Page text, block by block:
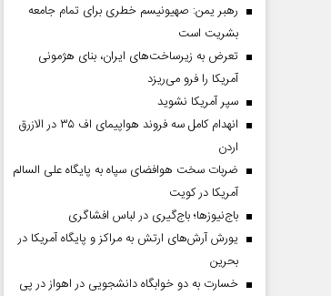
رهبر یمن: صهیونیسم خطری برای تمام جامعه
بشریت است
تعرض به زیرساخت‌های ایران، بنای هژمونی
آمریکا را فرو می‌ریزد
سپر آمریکا نشوید
انهدام کامل سه فروند هواپیمای اف ۳۵ در الازرق
اردن
ضربات سخت هوافضای سپاه به پایگاه علی السالم
آمریکا در کویت
باج‌نیوزها؛ باج‌گیری در لباس افشاگری
یورش آرش‌های ارتش به مراکز و پایگاه‌ آمریکا در
بحرین
خسارت به دو خوابگاه دانشجویی در اهواز در پی